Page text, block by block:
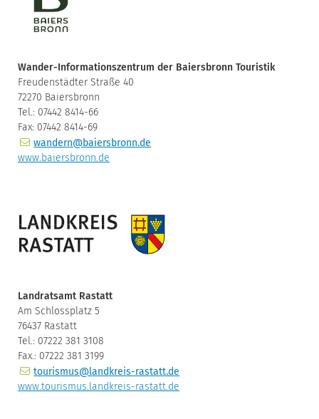
Wander-Informationszentrum der Baiersbronn Touristik
Freudenstädter Straße 40
72270 Baiersbronn
Tel.: 07442 8414-66
Fax: 07442 8414-69
wandern@baiersbronn.de
www.baiersbronn.de
Landratsamt Rastatt
Am Schlossplatz 5
76437 Rastatt
Tel.: 07222 381 3108
Fax.: 07222 381 3199
tourismus@landkreis-rastatt.de
www.tourismus.landkreis-rastatt.de